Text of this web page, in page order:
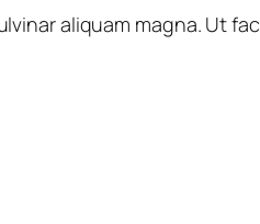
aliquam magna. Ut